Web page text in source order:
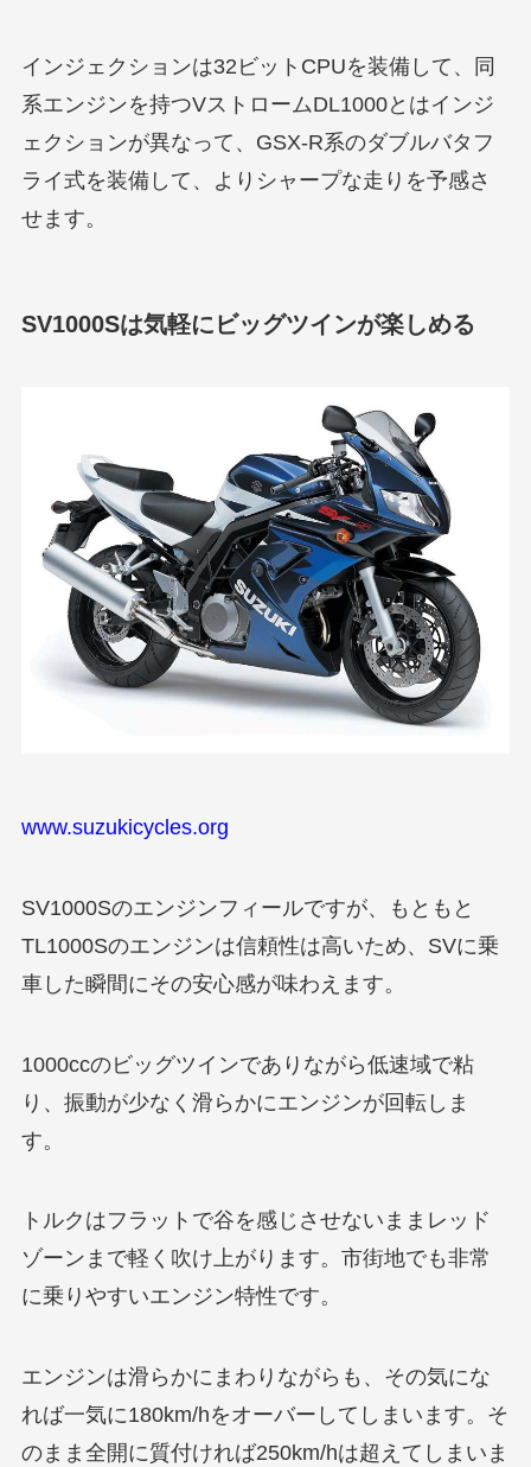
インジェクションは32ビットCPUを装備して、同
系エンジンを持つVストロームDL1000とはインジ
ェクションが異なって、GSX-R系のダブルバタフ
ライ式を装備して、よりシャープな走りを予感さ
せます。
SV1000Sは気軽にビッグツインが楽しめる
www.suzukicycles.org
SV1000Sのエンジンフィールですが、もともと
TL1000Sのエンジンは信頼性は高いため、SVに乗
車した瞬間にその安心感が味わえます。
1000ccのビッグツインでありながら低速域で粘
り、振動が少なく滑らかにエンジンが回転しま
す。
トルクはフラットで谷を感じさせないままレッド
ゾーンまで軽く吹け上がります。市街地でも非常
に乗りやすいエンジン特性です。
エンジンは滑らかにまわりながらも、その気にな
れば一気に180km/hをオーバーしてしまいます。そ
のまま全開に質付ければ250km/hは超えてしまいま